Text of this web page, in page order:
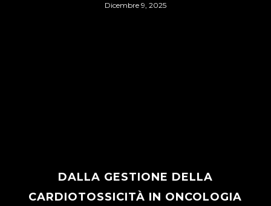
Dicembre 9, 2025
DALLA GESTIONE DELLA
CARDIOTOSSICITÀ IN ONCOLOGIA